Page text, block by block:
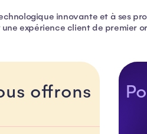
innovante et à ses
expérience client de premier
offrons